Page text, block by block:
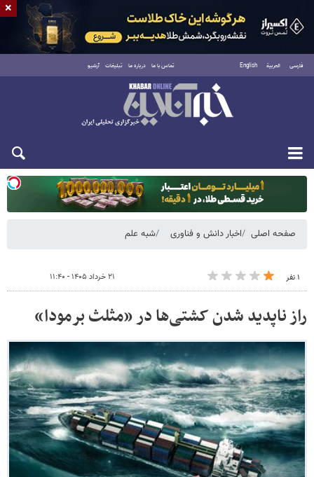
فارسی العربية English تماس با ما درباره ما تبلیغات آرشیو
یکشنبه ۱۸ مرداد ۱۴۰۵
صفحه اصلی اخبار دانش و فناوری شبه علم
۱ نفر ۲۱ خرداد ۱۴۰۵ - ۱۱:۴۰
راز ناپدید شدن کشتی‌ها در «مثلث برمودا»
×